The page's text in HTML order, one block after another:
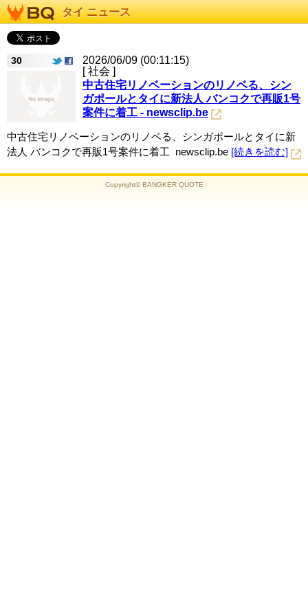
タイ ニュース
30
2026/06/09 (00:11:15)
[ 社会 ]
中古住宅リノベーションのリノベる、シン
ガポールとタイに新法人 バンコクで再販1号
案件に着工 - newsclip.be
中古住宅リノベーションのリノベる、シンガポールとタイに新
法人 バンコクで再販1号案件に着工 newsclip.be [続きを読む]
Copyright© BANGKER QUOTE